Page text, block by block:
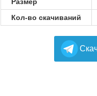
Кол-во скачиваний